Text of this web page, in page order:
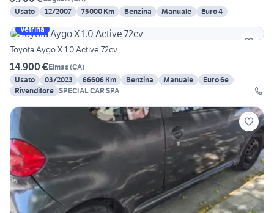
Usato
12/2007 75000 Km Benzina Manuale
Euro 4
Vetrina
Toyota Aygo X 1.0 Active 72cv
14.900 €Elmas(CA)
Usato
03/2023 66606 Km Benzina Manuale
Euro 6e
Rivenditore SPECIAL CAR SPA